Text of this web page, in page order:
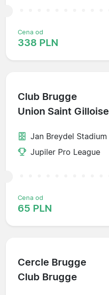
Cena od
338 PLN
Club Brugge
Union Saint Gilloise
Jan Breydel Stadium
Jupiler Pro League
Cena od
65 PLN
Cercle Brugge
Club Brugge